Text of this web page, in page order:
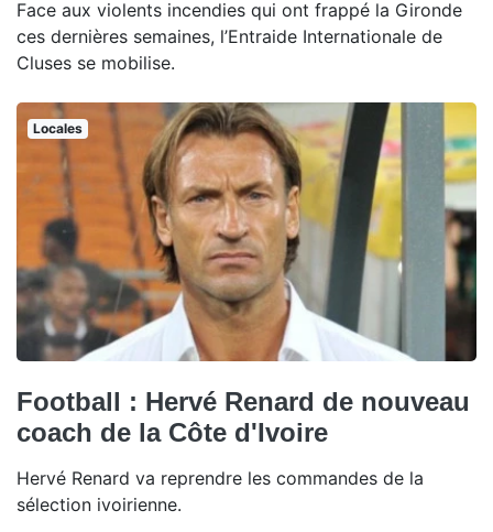
Face aux violents incendies qui ont frappé la Gironde
ces dernières semaines, l’Entraide Internationale de
Cluses se mobilise.
Locales
Football : Hervé Renard de nouveau
coach de la Côte d'Ivoire
Hervé Renard va reprendre les commandes de la
sélection ivoirienne.